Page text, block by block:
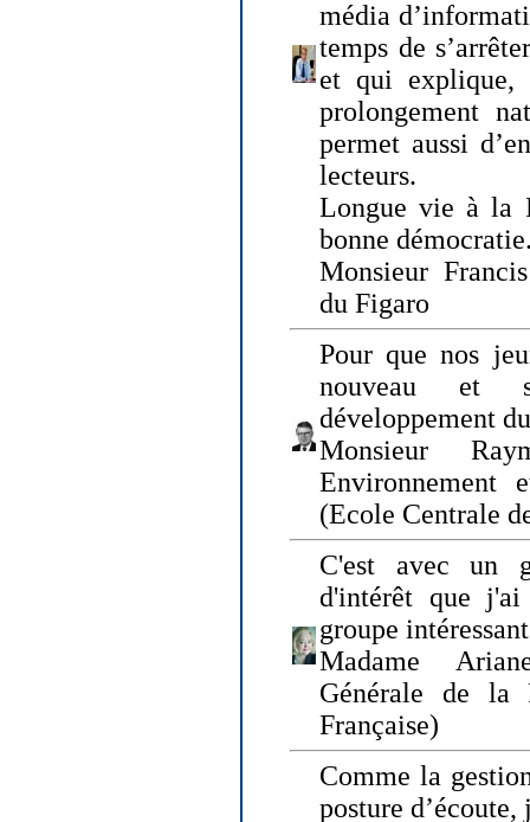
média
temps de
et qui explique,
prolongement
permet aussi
lecteurs.
Longue vie à la
bonne
Monsieur
du Figaro
Pour que nos
nouveau et
développement
Monsieur
Environnement
(Ecole Centrale
C'est avec un
d'intérêt que
groupe
Madame
Générale de la
Française)
Comme la
posture